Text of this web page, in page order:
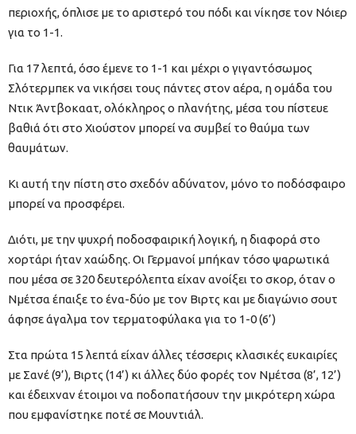
περιοχής, όπλισε με το αριστερό του πόδι και νίκησε τον Νόιερ
για το 1-1.
Για 17 λεπτά, όσο έμενε το 1-1 και μέχρι ο γιγαντόσωμος
Σλότερμπεκ να νικήσει τους πάντες στον αέρα, η ομάδα του
Ντικ Άντβοκαατ, ολόκληρος ο πλανήτης, μέσα του πίστευε
βαθιά ότι στο Χιούστον μπορεί να συμβεί το θαύμα των
θαυμάτων.
Κι αυτή την πίστη στο σχεδόν αδύνατον, μόνο το ποδόσφαιρο
μπορεί να προσφέρει.
Διότι, με την ψυχρή ποδοσφαιρική λογική, η διαφορά στο
χορτάρι ήταν χαώδης. Οι Γερμανοί μπήκαν τόσο ψαρωτικά
που μέσα σε 320 δευτερόλεπτα είχαν ανοίξει το σκορ, όταν ο
Νμέτσα έπαιξε το ένα-δύο με τον Βιρτς και με διαγώνιο σουτ
άφησε άγαλμα τον τερματοφύλακα για το 1-0 (6’)
Στα πρώτα 15 λεπτά είχαν άλλες τέσσερις κλασικές ευκαιρίες
με Σανέ (9’), Βιρτς (14’) κι άλλες δύο φορές τον Νμέτσα (8’, 12’)
και έδειχναν έτοιμοι να ποδοπατήσουν την μικρότερη χώρα
που εμφανίστηκε ποτέ σε Μουντιάλ.